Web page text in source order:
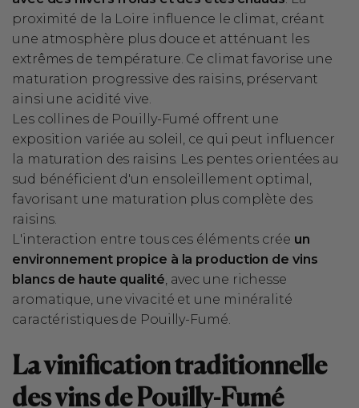
proximité de la Loire influence le climat, créant
une atmosphère plus douce et atténuant les
extrêmes de température. Ce climat favorise une
maturation progressive des raisins, préservant
ainsi une acidité vive.
Les collines de Pouilly-Fumé offrent une
exposition variée au soleil, ce qui peut influencer
la maturation des raisins. Les pentes orientées au
sud bénéficient d'un ensoleillement optimal,
favorisant une maturation plus complète des
raisins.
L'interaction entre tous ces éléments crée un
environnement propice à la production de vins
blancs de haute qualité, avec une richesse
aromatique, une vivacité et une minéralité
caractéristiques de Pouilly-Fumé.
La vinification traditionnelle
des vins de Pouilly-Fumé